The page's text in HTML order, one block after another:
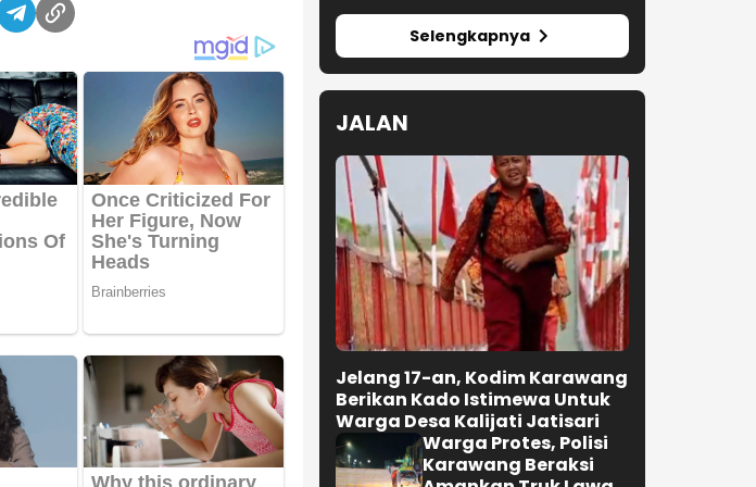
Selengkapnya
JALAN
Jelang 17-an, Kodim Karawang
Berikan Kado Istimewa Untuk
Warga Desa Kalijati Jatisari
Warga Protes, Polisi
Karawang Beraksi